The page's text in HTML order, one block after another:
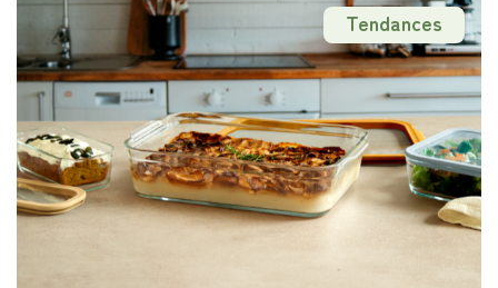
Tendances